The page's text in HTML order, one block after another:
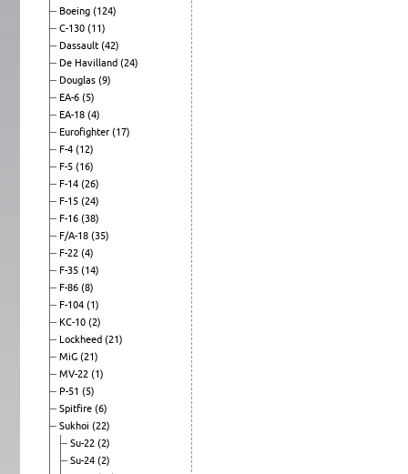
Boeing (124)
C-130 (11)
Dassault (42)
De Havilland (24)
Douglas (9)
EA-6 (5)
EA-18 (4)
Eurofighter (17)
F-4 (12)
F-5 (16)
F-14 (26)
F-15 (24)
F-16 (38)
F/A-18 (35)
F-22 (4)
F-35 (14)
F-86 (8)
F-104 (1)
KC-10 (2)
Lockheed (21)
MiG (21)
MV-22 (1)
P-51 (5)
Spitfire (6)
Sukhoi (22)
Su-22 (2)
Su-24 (2)